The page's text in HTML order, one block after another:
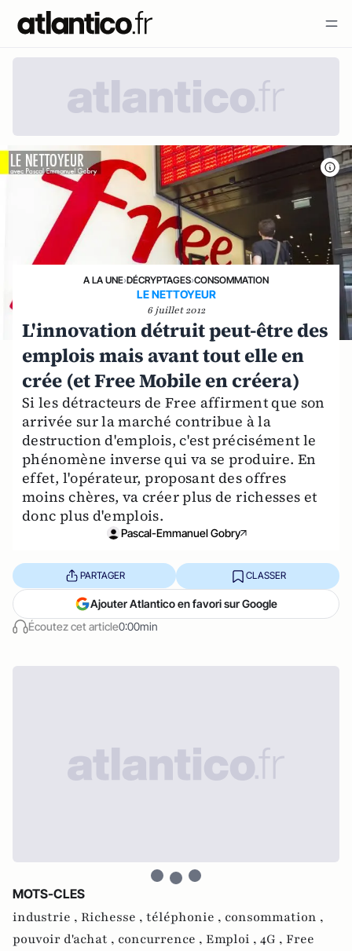
A LA UNE›DÉCRYPTAGES›CONSOMMATION
LE NETTOYEUR
6 juillet 2012
L'innovation détruit peut-être des
emplois mais avant tout elle en
crée (et Free Mobile en créera)
Si les détracteurs de Free affirment que son
arrivée sur la marché contribue à la
destruction d'emplois, c'est précisément le
phénomène inverse qui va se produire. En
effet, l'opérateur, proposant des offres
moins chères, va créer plus de richesses et
donc plus d'emplois.
Pascal-Emmanuel Gobry
Écoutez cet article0:00min
PARTAGER CLASSER
Ajouter Atlantico en favori sur Google
MOTS-CLES
industrie , Richesse , téléphonie , consommation ,
pouvoir d'achat , concurrence , Emploi , 4G , Free